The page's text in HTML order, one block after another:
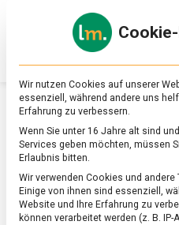
SCHLAGWORT:MOCHI
Wir nutzen Cookies auf unserer
essenziell, während andere uns
Erfahrung zu verbessern.
Wenn Sie unter 16 Jahre alt sind
Services geben möchten, müssen
Erlaubnis bitten.
Wir verwenden Cookies und
Einige von ihnen sind essenziell,
Website und Ihre Erfahrung zu
können verarbeitet werden (z. B.